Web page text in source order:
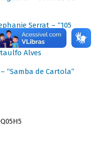
Serrat – “105
Alves
“Samba de Cartola”